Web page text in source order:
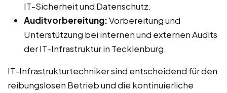
IT-Sicherheit und Datenschutz.
Auditvorbereitung:Vorbereitung und
Unterstützung bei internen und externen Audits
der IT-Infrastruktur in Tecklenburg.
IT-Infrastrukturtechniker sind entscheidend für den
reibungslosen Betrieb und die kontinuierliche